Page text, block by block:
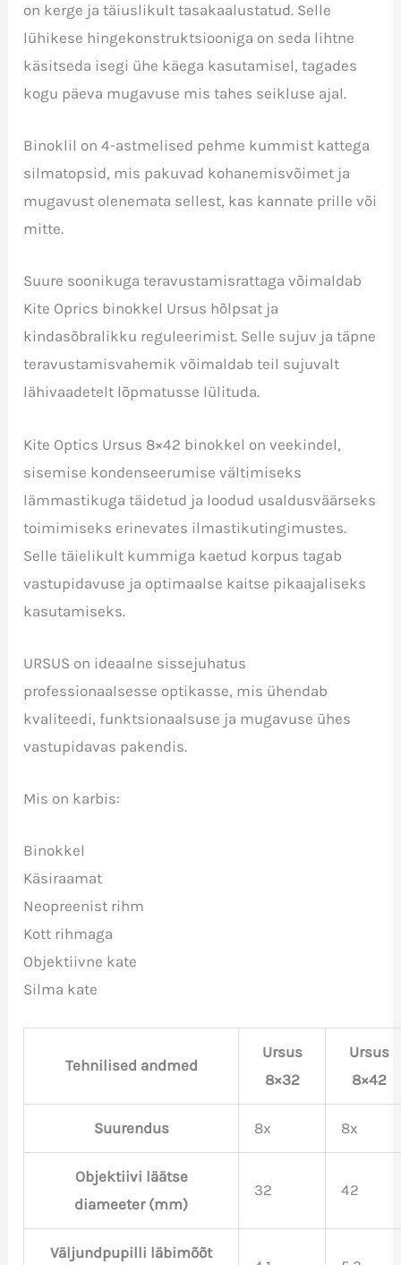
on kerge ja täiuslikult tasakaalustatud. Selle
lühikese hingekonstruktsiooniga on seda lihtne
käsitseda isegi ühe käega kasutamisel, tagades
kogu päeva mugavuse mis tahes seikluse ajal.
Binoklil on 4-astmelised pehme kummist kattega
silmatopsid, mis pakuvad kohanemisvõimet ja
mugavust olenemata sellest, kas kannate prille või
mitte.
Suure soonikuga teravustamisrattaga võimaldab
Kite Oprics binokkel Ursus hõlpsat ja
kindasõbralikku reguleerimist. Selle sujuv ja täpne
teravustamisvahemik võimaldab teil sujuvalt
lähivaadetelt lõpmatusse lülituda.
Kite Optics Ursus 8×42 binokkel on veekindel,
sisemise kondenseerumise vältimiseks
lämmastikuga täidetud ja loodud usaldusväärseks
toimimiseks erinevates ilmastikutingimustes.
Selle täielikult kummiga kaetud korpus tagab
vastupidavuse ja optimaalse kaitse pikaajaliseks
kasutamiseks.
URSUS on ideaalne sissejuhatus
professionaalsesse optikasse, mis ühendab
kvaliteedi, funktsionaalsuse ja mugavuse ühes
vastupidavas pakendis.
Mis on karbis:
Binokkel
Käsiraamat
Neopreenist rihm
Kott rihmaga
Objektiivne kate
Silma kate
Tehnilised andmed
Ursus
8×32
Ursus
8×42
Suurendus 8x 8x
Objektiivi läätse
diameeter (mm)
32 42
Väljundpupilli läbimõõt